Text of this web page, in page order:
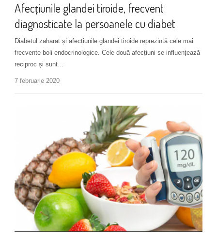
Afecțiunile glandei tiroide, frecvent
diagnosticate la persoanele cu diabet
Diabetul zaharat și afecțiunile glandei tiroide reprezintă cele mai
frecvente boli endocrinologice. Cele două afecțiuni se influențează
reciproc și sunt…
7 februarie 2020